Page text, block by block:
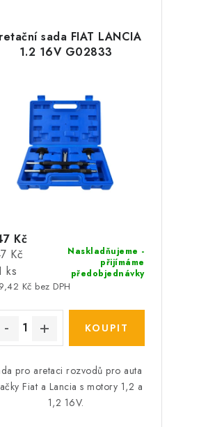
e
n
í
p
r
o
d
k
t
ů
sada FIAT LANCIA
1.2 16V G02833
Naskladňujeme -
přijímáme
předobjednávky
Kč bez DPH
Kč
Kč
ks
pro aretaci rozvodů pro auta
Fiat a Lancia s motory 1,2 a
1,2 16V.